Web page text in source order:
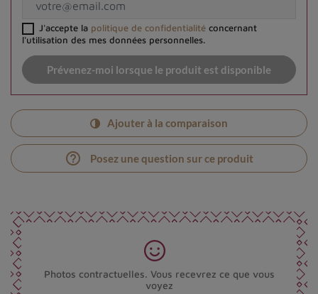
J'accepte la politique de confidentialitéconcernant
l'utilisation des mes données personnelles.
Prévenez-moi lorsque le produit est disponible
Ajouter à la comparaison
help_outline Posez une question sur ce produit
Photos contractuelles. Vous recevrez ce que vous
voyez